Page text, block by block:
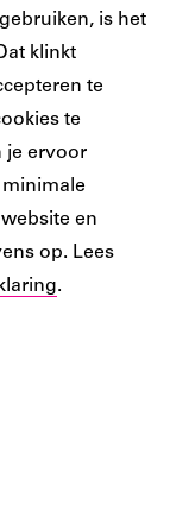
is het
klinkt
te
te
je ervoor
minimale
en
op. Lees
.
cookies